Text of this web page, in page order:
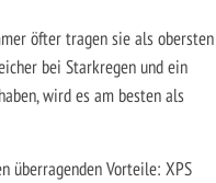
öfter tragen sie als obersten
bei Starkregen und ein
wird es am besten als
überragenden Vorteile: XPS